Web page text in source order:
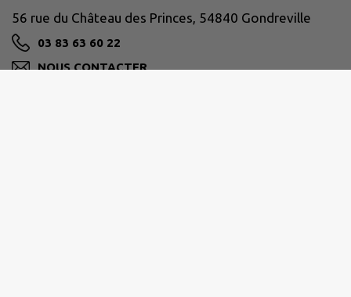
56 rue du Château des Princes, 54840 Gondreville
03 83 63 60 22
NOUS CONTACTER